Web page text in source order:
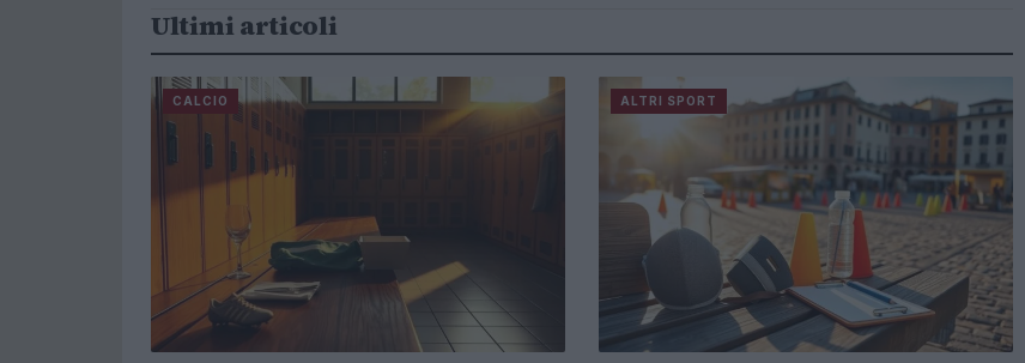
Ultimi articoli
CALCIO ALTRI SPORT